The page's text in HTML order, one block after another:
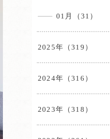
01月（31）
2025年（319）
2024年（316）
2023年（318）